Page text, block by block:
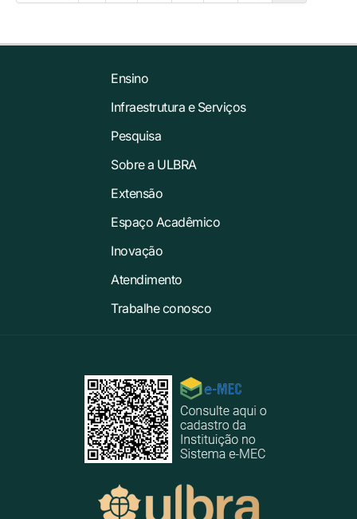
Ensino
Infraestrutura e Serviços
Pesquisa
Sobre a ULBRA
Extensão
Espaço Acadêmico
Inovação
Atendimento
Trabalhe conosco